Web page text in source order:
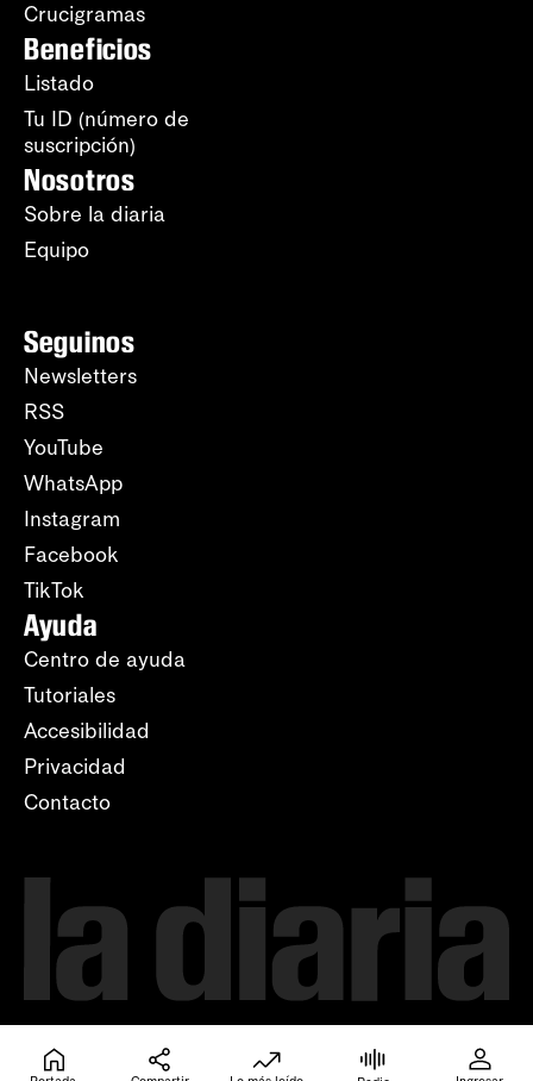
Crucigramas
Beneficios
Listado
Tu ID (número de
suscripción)
Nosotros
Sobre la diaria
Equipo
Seguinos
Newsletters
RSS
YouTube
WhatsApp
Instagram
Facebook
TikTok
Ayuda
Centro de ayuda
Tutoriales
Accesibilidad
Privacidad
Contacto